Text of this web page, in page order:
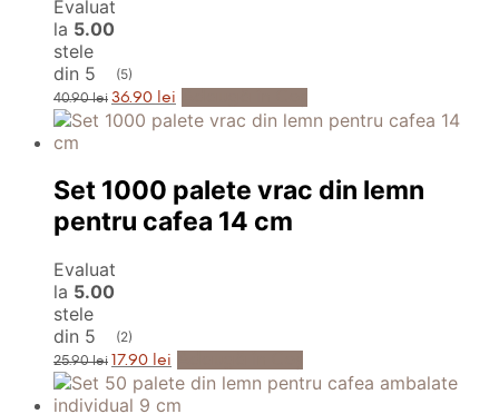
Evaluat
la 5.00
stele
din 5
(5)
40.90lei Prețul
inițial
a
36.90 lei Prețul
curent
este:
Set 1000 palete vrac din lemn
pentru cafea 14 cm
Evaluat
la 5.00
stele
din 5
(2)
25.90lei Prețul
inițial
a
fost:
17.90 lei Prețul
curent
este:
17.90 lei.